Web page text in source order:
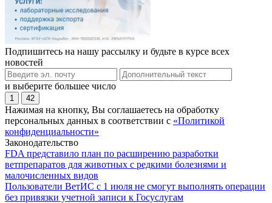
Подпишитесь на нашу рассылку и будьте в курсе всех
новостей
и выберите большее число
1 42
Нажимая на кнопку, Вы соглашаетесь на обработку
персональных данных в соответствии с «Политикой
конфиденциальности»
Законодательство
FDA представило план по расширению разработки
ветпрепаратов для животных с редкими болезнями и
малочисленных видов
Пользователи ВетИС с 1 июля не смогут выполнять операции
без привязки учетной записи к Госуслугам